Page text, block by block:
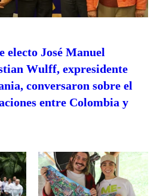
electo José Manuel
Wulff, expresidente
conversaron sobre el
entre Colombia y